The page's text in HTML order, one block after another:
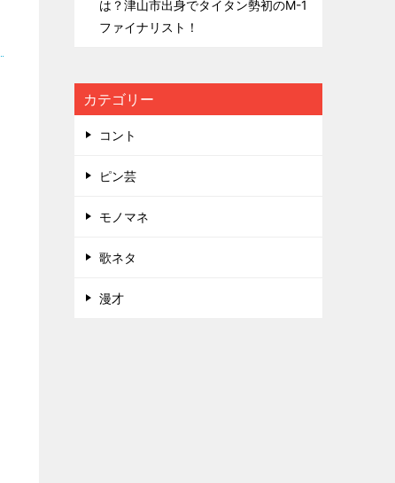
は？津山市出身でタイタン勢初のM-1
ファイナリスト！
カテゴリー
コント
ピン芸
モノマネ
歌ネタ
漫才